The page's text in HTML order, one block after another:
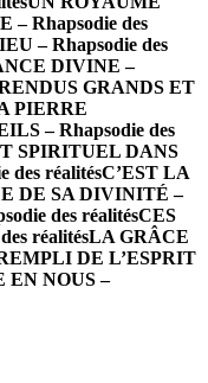
Rhapsodie des
– Rhapsodie des
DIVINE –
GRANDS ET
PIERRE
– Rhapsodie des
SPIRITUEL DANS
des réalitésC’EST LA
DE SA DIVINITÉ –
des réalitésCES
réalitésLA GRÂCE
DE L’ESPRIT
EN NOUS –